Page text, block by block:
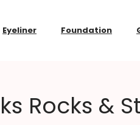
Eyeliner Foundation
Rocks &